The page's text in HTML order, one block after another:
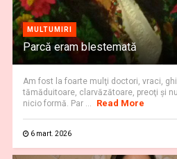
MULTUMIRI
Parcă eram blestemată
Am fost la foarte mulţi doctori, vraci,
tămăduitoare, clarvăzătoare, preoţi şi
nicio formă. Par ...
Read More
6 mart. 2026